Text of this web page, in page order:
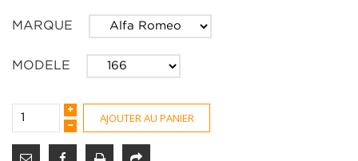
MARQUE
MODELE
AJOUTER AU PANIER